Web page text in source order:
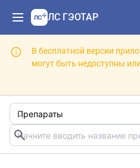
ЛС ГЭОТАР
В бесплатной версии
могут быть недоступны